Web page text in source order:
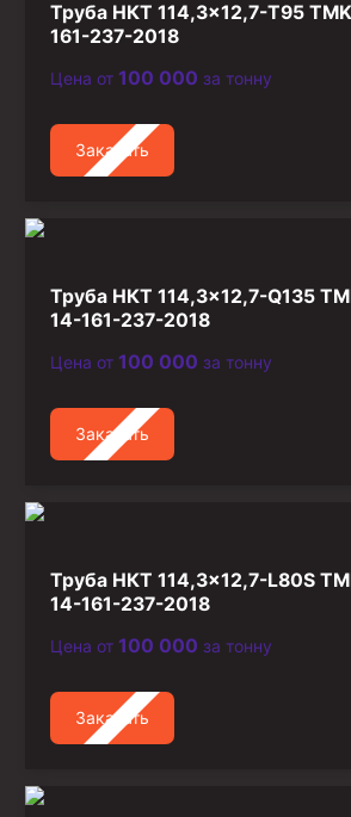
Труба НКТ 114,3×12,7-Т95
161-237-2018
Цена от 100 000 за тонну
Заказать
Труба НКТ 114,3×12,7-Q135
14-161-237-2018
Цена от 100 000 за тонну
Заказать
Труба НКТ 114,3×12,7-L80S
14-161-237-2018
Цена от 100 000 за тонну
Заказать